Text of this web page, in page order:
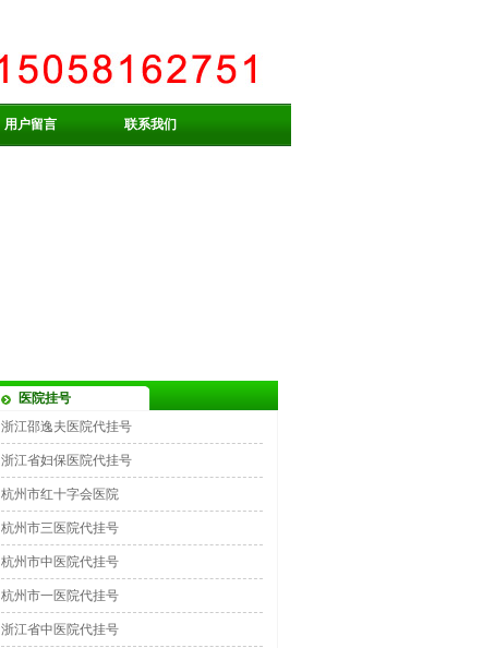
用户留言 联系我们
医院挂号
浙江邵逸夫医院代挂号
浙江省妇保医院代挂号
杭州市红十字会医院
杭州市三医院代挂号
杭州市中医院代挂号
杭州市一医院代挂号
浙江省中医院代挂号